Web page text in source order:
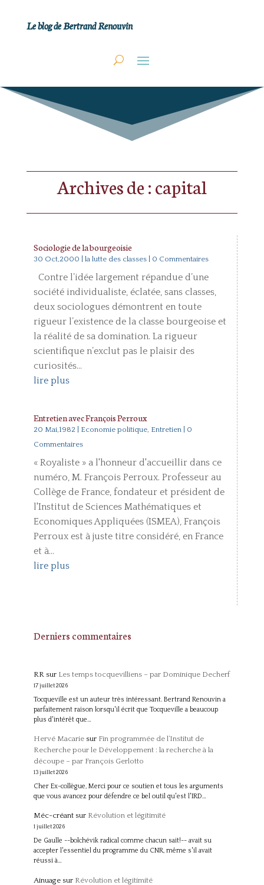
Le blog de Bertrand Renouvin
Archives de : capital
Sociologie de la bourgeoisie
30 Oct,2000 la lutte des classes| 0 Commentaires
Contre l’idée largement répandue d’une
société individualiste, éclatée, sans classes,
deux sociologues démontrent en toute
rigueur l’existence de la classe bourgeoise et
la réalité de sa domination. La rigueur
scientifique n’exclut pas le plaisir des
curiosités...
lire plus
Entretien avec François Perroux
20 Mai,1982 Economie politique, Entretien| 0
Commentaires
« Royaliste » a l'honneur d'accueillir dans ce
numéro, M. François Perroux. Professeur au
Collège de France, fondateur et président de
l'Institut de Sciences Mathématiques et
Economiques Appliquées (ISMEA), François
Perroux est à juste titre considéré, en France
et à...
lire plus
Derniers commentaires
RRsur Les temps tocquevilliens – par Dominique Decherf
17 juillet 2026
Tocqueville est un auteur très intéressant. Bertrand Renouvin a
parfaitement raison lorsqu'il écrit que Tocqueville a beaucoup
plus d'intérêt que…
Hervé Macariesur Fin programmée de l’Institut de
Recherche pour le Développement : la recherche à la
découpe – par François Gerlotto
13 juillet 2026
Cher Ex-collègue, Merci pour ce soutien et tous les arguments
que vous avancez pour défendre ce bel outil qu'est l'IRD…
Méc-créantsur Révolution et légitimité
1 juillet 2026
De Gaulle --bolchévik radical comme chacun sait!-- avait su
accepter l'essentiel du programme du CNR, même s'il avait
réussi à…
Ainuagesur Révolution et légitimité